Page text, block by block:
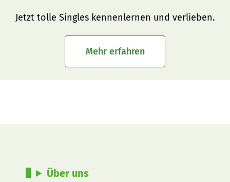
Jetzt tolle Singles kennenlernen und verlieben.
Mehr erfahren
Über uns